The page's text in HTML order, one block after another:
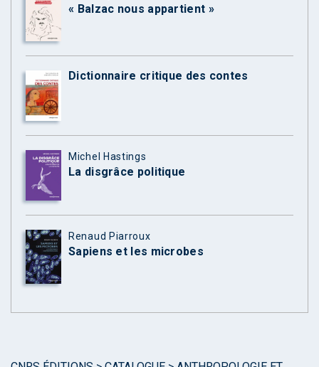
« Balzac nous appartient »
Dictionnaire critique des contes
Michel Hastings
La disgrâce politique
Renaud Piarroux
Sapiens et les microbes